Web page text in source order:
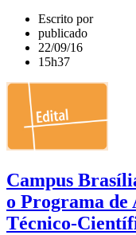
Escrito por
publicado
22/09/16
15h37
Campus
o Programa de
Técnico-